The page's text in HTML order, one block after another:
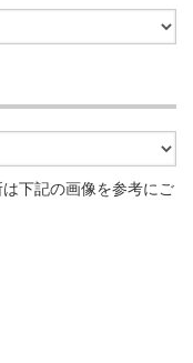
下記の画像を参考にご